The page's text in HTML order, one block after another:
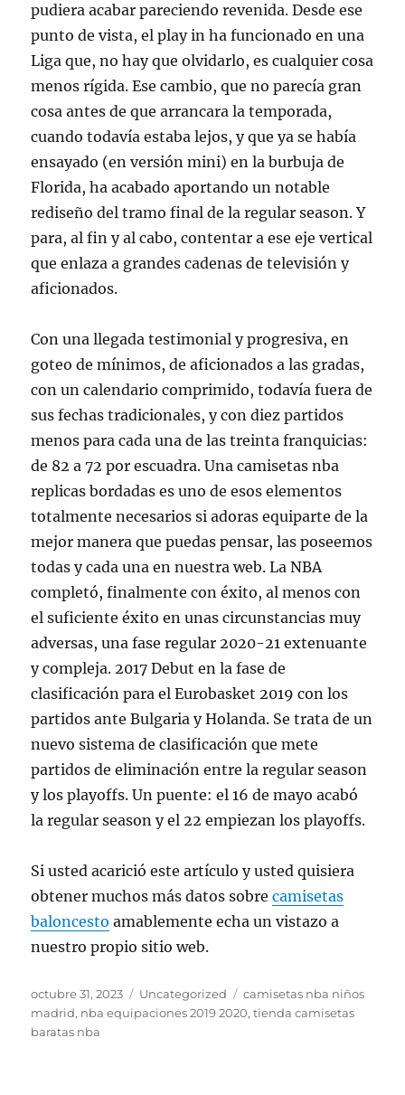
pudiera acabar pareciendo revenida. Desde ese
punto de vista, el play in ha funcionado en una
Liga que, no hay que olvidarlo, es cualquier cosa
menos rígida. Ese cambio, que no parecía gran
cosa antes de que arrancara la temporada,
cuando todavía estaba lejos, y que ya se había
ensayado (en versión mini) en la burbuja de
Florida, ha acabado aportando un notable
rediseño del tramo final de la regular season. Y
para, al fin y al cabo, contentar a ese eje vertical
que enlaza a grandes cadenas de televisión y
aficionados.
Con una llegada testimonial y progresiva, en
goteo de mínimos, de aficionados a las gradas,
con un calendario comprimido, todavía fuera de
sus fechas tradicionales, y con diez partidos
menos para cada una de las treinta franquicias:
de 82 a 72 por escuadra. Una camisetas nba
replicas bordadas es uno de esos elementos
totalmente necesarios si adoras equiparte de la
mejor manera que puedas pensar, las poseemos
todas y cada una en nuestra web. La NBA
completó, finalmente con éxito, al menos con
el suficiente éxito en unas circunstancias muy
adversas, una fase regular 2020-21 extenuante
y compleja. 2017 Debut en la fase de
clasificación para el Eurobasket 2019 con los
partidos ante Bulgaria y Holanda. Se trata de un
nuevo sistema de clasificación que mete
partidos de eliminación entre la regular season
y los playoffs. Un puente: el 16 de mayo acabó
la regular season y el 22 empiezan los playoffs.
Si usted acarició este artículo y usted quisiera
obtener muchos más datos sobrecamisetas
baloncesto amablemente echa un vistazo a
nuestro propio sitio web.
Publicado
el
octubre 31, 2023 Categorías
Uncategorized Etiquetas
camisetas nba niños
madrid, nba equipaciones 2019 2020,tienda camisetas
baratas nba